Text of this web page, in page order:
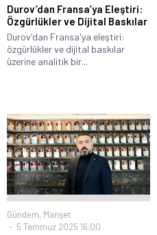
Durov’dan Fransa’ya Eleştiri:
Özgürlükler ve Dijital Baskılar
Durov'dan Fransa'ya eleştiri:
özgürlükler ve dijital baskılar
üzerine analitik bir...
Gündem, Manşet
5 Temmuz 2025 16:00